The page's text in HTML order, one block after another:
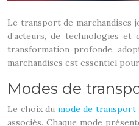
Le transport de marchandises
d’acteurs, de technologies
transformation profonde,
marchandises est essentiel
Modes de
Le choix du mode de transport
associés. Chaque mode